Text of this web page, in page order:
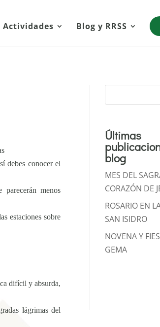
Actividades Blog y RRSS
debes conocer el
menos
estaciones sobre
difícil y absurda,
lágrimas del
Últimas
blog
MES DEL
CORAZÓN DE
ROSARIO EN
SAN ISIDRO
NOVENA Y
GEMA